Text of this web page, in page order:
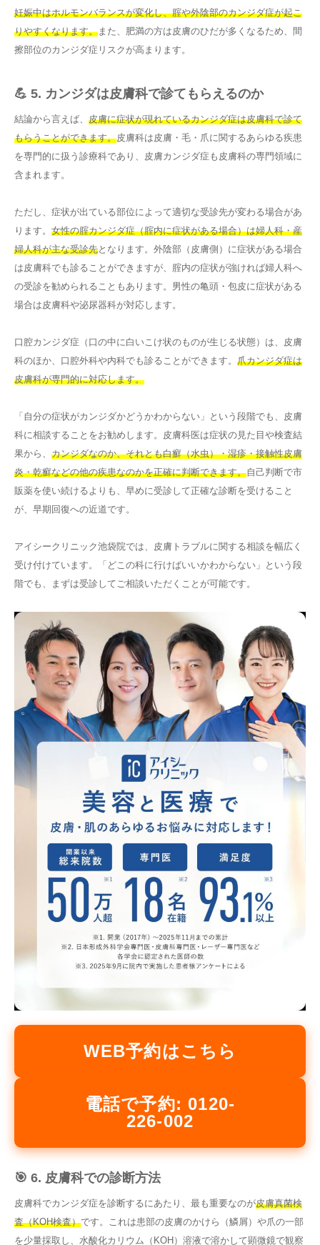
妊娠中はホルモンバランスが変化し、腟や外陰部のカンジダ症が起こ
りやすくなります。また、肥満の方は皮膚のひだが多くなるため、間
擦部位のカンジダ症リスクが高まります。
💪 5. カンジダは皮膚科で診てもらえるのか
結論から言えば、 皮膚に症状が現れているカンジダ症は皮膚科で診て
もらうことができます。皮膚科は皮膚・毛・爪に関するあらゆる疾患
を専門的に扱う診療科であり、皮膚カンジダ症も皮膚科の専門領域に
含まれます。
ただし、症状が出ている部位によって適切な受診先が変わる場合があ
ります。 女性の腟カンジダ症（腟内に症状がある場合）は婦人科・産
婦人科が主な受診先となります。外陰部（皮膚側）に症状がある場合
は皮膚科でも診ることができますが、腟内の症状が強ければ婦人科へ
の受診を勧められることもあります。男性の亀頭・包皮に症状がある
場合は皮膚科や泌尿器科が対応します。
口腔カンジダ症（口の中に白いこけ状のものが生じる状態）は、皮膚
科のほか、口腔外科や内科でも診ることができます。 爪カンジダ症は
皮膚科が専門的に対応します。
「自分の症状がカンジダかどうかわからない」という段階でも、皮膚
科に相談することをお勧めします。皮膚科医は症状の見た目や検査結
果から、 カンジダなのか、それとも白癬（水虫）・湿疹・接触性皮膚
炎・乾癬などの他の疾患なのかを正確に判断できます。自己判断で市
販薬を使い続けるよりも、早めに受診して正確な診断を受けること
が、早期回復への近道です。
アイシークリニック池袋院では、皮膚トラブルに関する相談を幅広く
受け付けています。「どこの科に行けばいいかわからない」という段
階でも、まずは受診してご相談いただくことが可能です。
WEB予約はこちら
電話で予約: 0120-
226-002
🎯 6. 皮膚科での診断方法
皮膚科でカンジダ症を診断するにあたり、最も重要なのが皮膚真菌検
査（KOH検査）です。これは患部の皮膚のかけら（鱗屑）や爪の一部
を少量採取し、水酸化カリウム（KOH）溶液で溶かして顕微鏡で観察